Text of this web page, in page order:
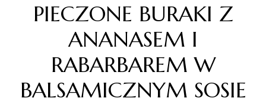
PIECZONE BURAKI Z
ANANASEM I
RABARBAREM W
BALSAMICZNYM SOSIE